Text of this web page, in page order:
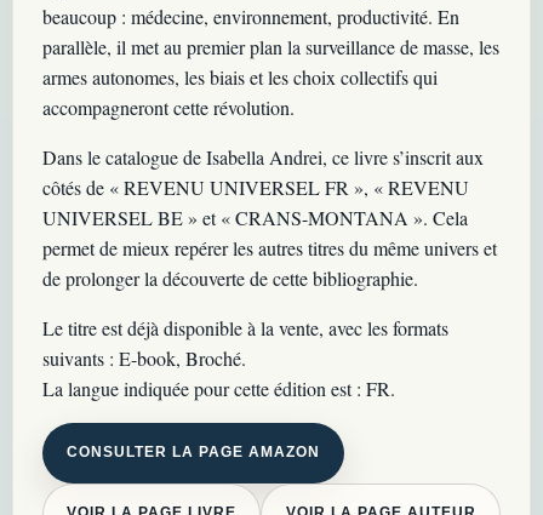
beaucoup : médecine, environnement, productivité. En
parallèle, il met au premier plan la surveillance de masse, les
armes autonomes, les biais et les choix collectifs qui
accompagneront cette révolution.
Dans le catalogue de Isabella Andrei, ce livre s’inscrit aux
côtés de « REVENU UNIVERSEL FR », « REVENU
UNIVERSEL BE » et « CRANS-MONTANA ». Cela
permet de mieux repérer les autres titres du même univers et
de prolonger la découverte de cette bibliographie.
Le titre est déjà disponible à la vente, avec les formats
suivants : E-book, Broché.
La langue indiquée pour cette édition est : FR.
CONSULTER LA PAGE AMAZON